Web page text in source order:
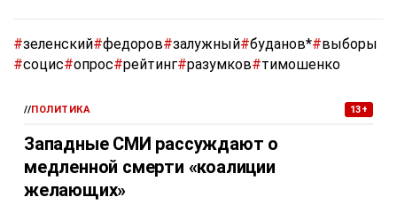
#зеленский#федоров#залужный#буданов*#выборы
#социс#опрос#рейтинг#разумков#тимошенко
//ПОЛИТИКА 13+
Западные СМИ рассуждают о
медленной смерти «коалиции
желающих»